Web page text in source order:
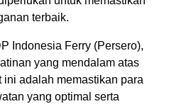
terbaik.
Indonesia Ferry (Persero),
yang mendalam atas
adalah memastikan para
yang optimal serta